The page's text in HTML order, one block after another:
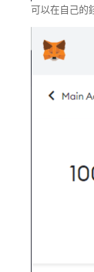
可以在自己的